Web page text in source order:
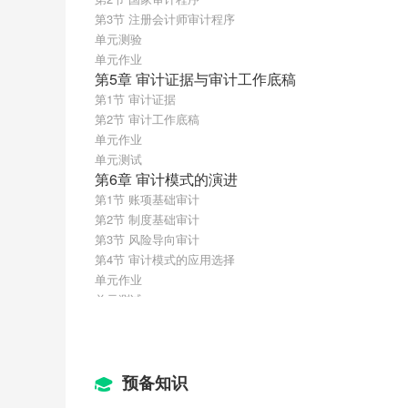
第3节 注册会计师审计程序
单元测验
单元作业
第5章 审计证据与审计工作底稿
第1节 审计证据
第2节 审计工作底稿
单元作业
单元测试
第6章 审计模式的演进
第1节 账项基础审计
第2节 制度基础审计
第3节 风险导向审计
第4节 审计模式的应用选择
单元作业
单元测试
第3节 审计抽样技术方法
预备知识